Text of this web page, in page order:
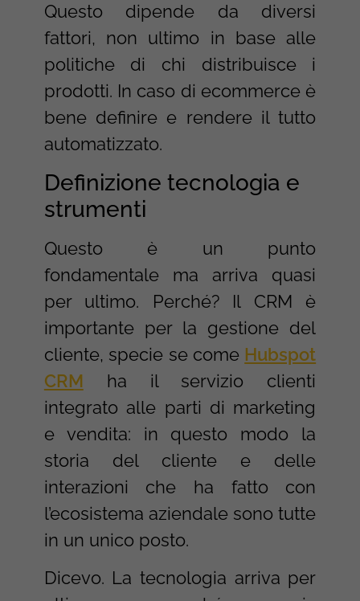
Questo dipende da diversi
fattori, non ultimo in base alle
politiche di chi distribuisce i
prodotti. In caso di ecommerce è
bene definire e rendere il tutto
automatizzato.
Definizione tecnologia e
strumenti
Questo è un punto
fondamentale ma arriva quasi
per ultimo. Perché? Il CRM è
importante per la gestione del
cliente, specie se come Hubspot
CRM ha il servizio clienti
integrato alle parti di marketing
e vendita: in questo modo la
storia del cliente e delle
interazioni che ha fatto con
l’ecosistema aziendale sono tutte
in un unico posto.
Dicevo. La tecnologia arriva per